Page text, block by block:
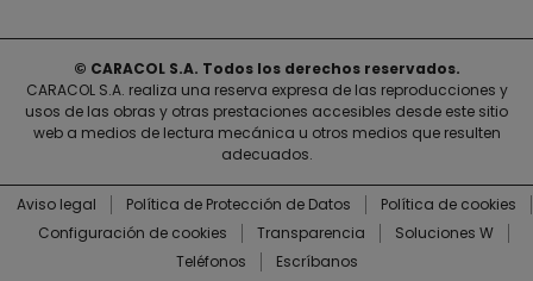
© CARACOL S.A. Todos los derechos reservados.
CARACOL S.A. realiza una reserva expresa de las reproducciones y
usos de las obras y otras prestaciones accesibles desde este sitio
web a medios de lectura mecánica u otros medios que resulten
adecuados.
Aviso legal Política de Protección de Datos
Política de cookies
Configuración de cookies
Transparencia
Soluciones W
Teléfonos
Escríbanos